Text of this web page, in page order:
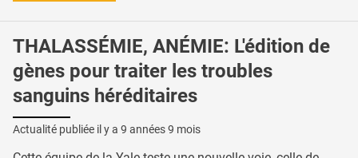
THALASSÉMIE, ANÉMIE: L'édition de
gènes pour traiter les troubles
sanguins héréditaires
Actualité publiée il y a 9 années 9 mois